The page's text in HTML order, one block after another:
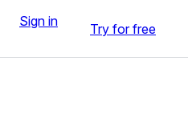
Sign in Try for free